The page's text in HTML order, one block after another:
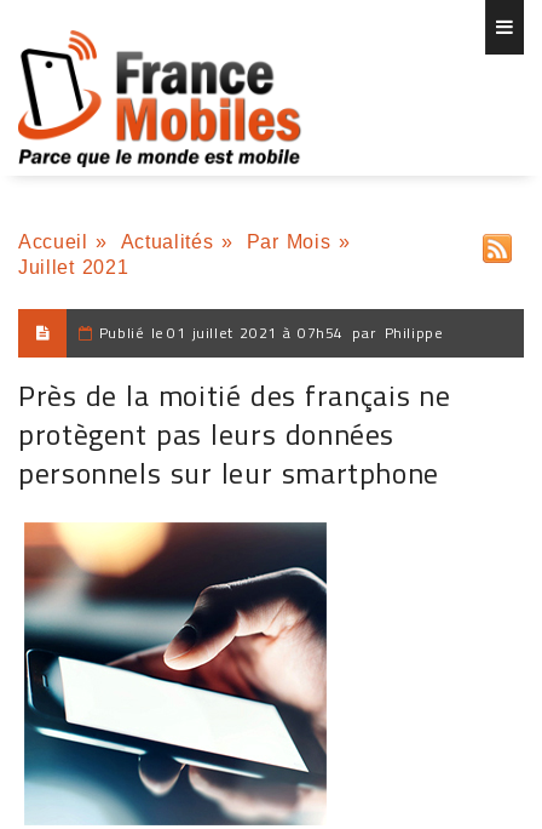
Accueil » Actualités » Par Mois »
Juillet 2021
Publié le 01 juillet 2021 à 07h54 par Philippe
Près de la moitié des français ne
protègent pas leurs données
personnels sur leur smartphone